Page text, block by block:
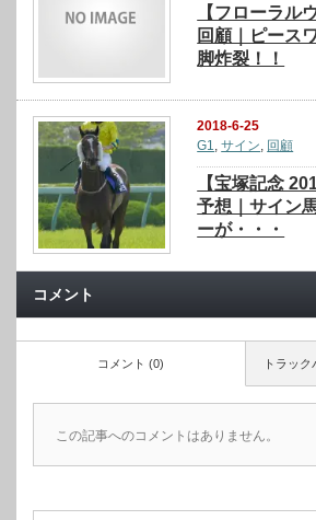
【フローラル
回顧｜ピース
脚炸裂！！
2018-6-25
G1,サイン, 回顧
【宝塚記念
予想｜サイン
ーが・・・
コメント
トラッ
コメント (0)
この記事へのコメントはありません。